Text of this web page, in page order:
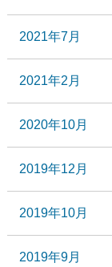
2021年7月
2021年2月
2020年10月
2019年12月
2019年10月
2019年9月